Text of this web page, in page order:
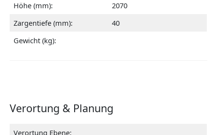
Höhe (mm):
2070
Zargentiefe (mm):
40
Gewicht (kg):
Verortung & Planung
Verortung Ebene: